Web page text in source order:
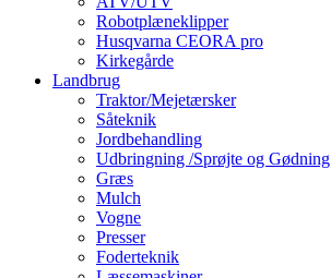
Robotplæneklipper
Husqvarna CEORA pro
Kirkegårde
Landbrug
Traktor/Mejetærsker
Såteknik
Jordbehandling
Udbringning /Sprøjte og Gødning
Græs
Mulch
Vogne
Presser
Foderteknik